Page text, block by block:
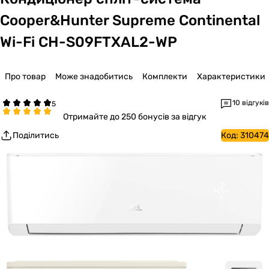
Cooper&Hunter Supreme Continental
Wi-Fi CH-S09FTXAL2-WP
Про товар Може знадобитись Комплекти Характеристики
10 відгуків
Отримайтедо 250 бонусів за відгук
Поділитись
Код: 310474